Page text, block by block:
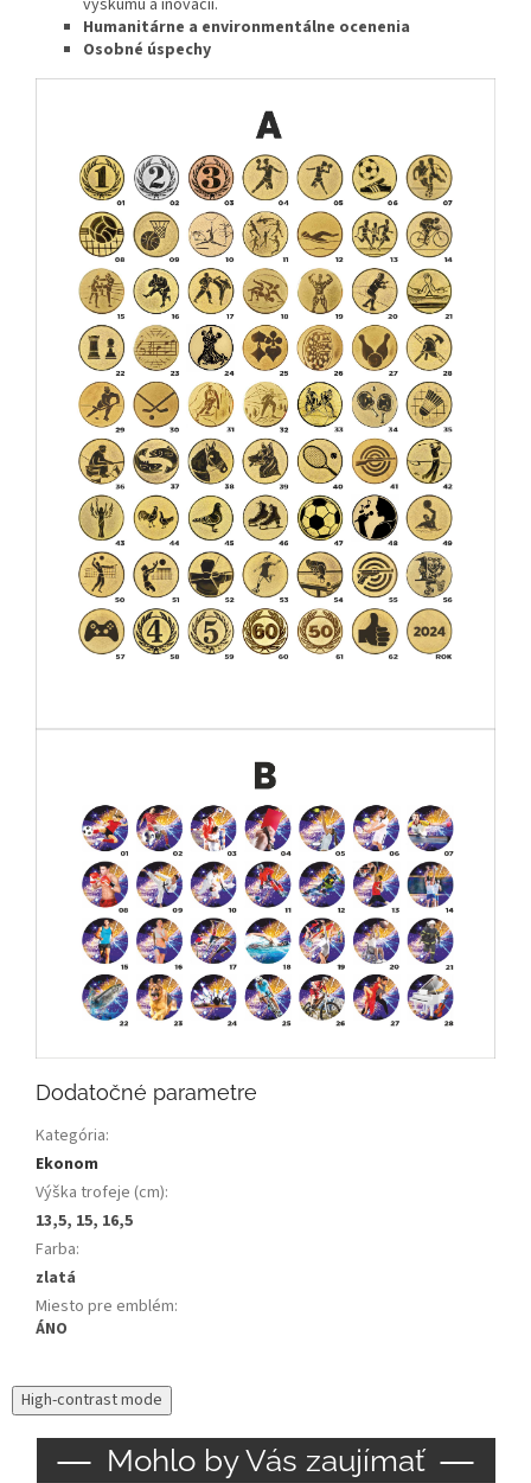
Humanitárne a environmentálne ocenenia
Osobné úspechy
Dodatočné parametre
Kategória:
Ekonom
Výška trofeje (cm):
13,5, 15, 16,5
Farba:
zlatá
Miesto pre emblém:
ÁNO
High-contrast mode
Mohlo by Vás zaujímať